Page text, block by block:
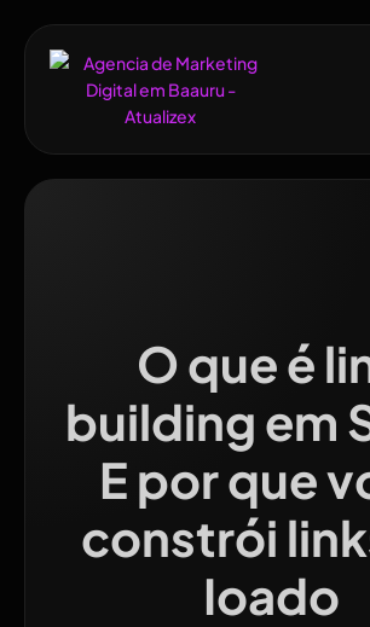
O que é
building em
E por que
constrói
Ioado